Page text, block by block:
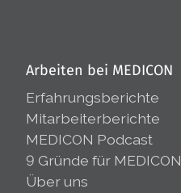
Arbeiten bei MEDICON
Erfahrungsberichte
Mitarbeiterberichte
MEDICON Podcast
9 Gründe für MEDICON
Über uns